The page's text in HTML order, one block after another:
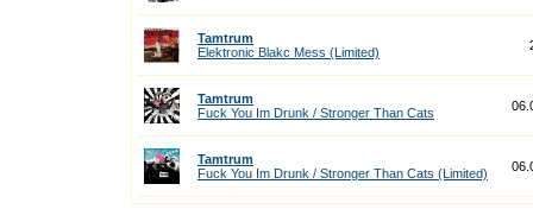
Tamtrum
Elektronic Blakc Mess (Limited)
Tamtrum
Fuck You Im Drunk / Stronger Than Cats
Tamtrum
Fuck You Im Drunk / Stronger Than Cats (Limited)